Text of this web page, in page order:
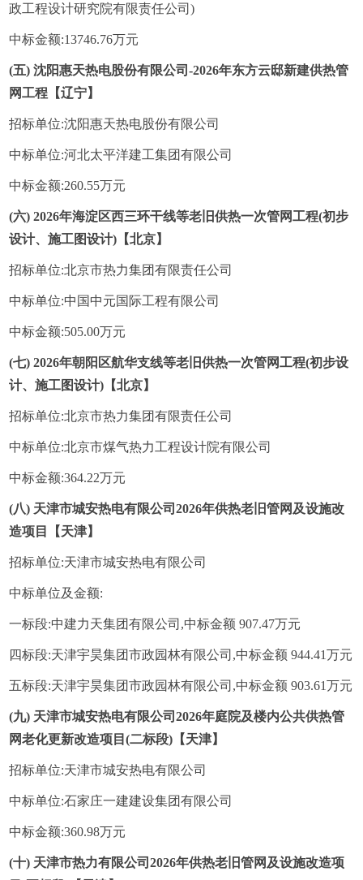
政工程设计研究院有限责任公司)
中标金额:13746.76万元
(五) 沈阳惠天热电股份有限公司-2026年东方云邸新建供热管
网工程【辽宁】
招标单位:沈阳惠天热电股份有限公司
中标单位:河北太平洋建工集团有限公司
中标金额:260.55万元
(六) 2026年海淀区西三环干线等老旧供热一次管网工程(初步
设计、施工图设计)【北京】
招标单位:北京市热力集团有限责任公司
中标单位:中国中元国际工程有限公司
中标金额:505.00万元
(七) 2026年朝阳区航华支线等老旧供热一次管网工程(初步设
计、施工图设计)【北京】
招标单位:北京市热力集团有限责任公司
中标单位:北京市煤气热力工程设计院有限公司
中标金额:364.22万元
(八) 天津市城安热电有限公司2026年供热老旧管网及设施改
造项目【天津】
招标单位:天津市城安热电有限公司
中标单位及金额:
一标段:中建力天集团有限公司,中标金额 907.47万元
四标段:天津宇昊集团市政园林有限公司,中标金额 944.41万元
五标段:天津宇昊集团市政园林有限公司,中标金额 903.61万元
(九) 天津市城安热电有限公司2026年庭院及楼内公共供热管
网老化更新改造项目(二标段)【天津】
招标单位:天津市城安热电有限公司
中标单位:石家庄一建建设集团有限公司
中标金额:360.98万元
(十) 天津市热力有限公司2026年供热老旧管网及设施改造项